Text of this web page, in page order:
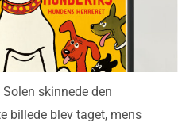
skinnede den
billede blev taget, mens